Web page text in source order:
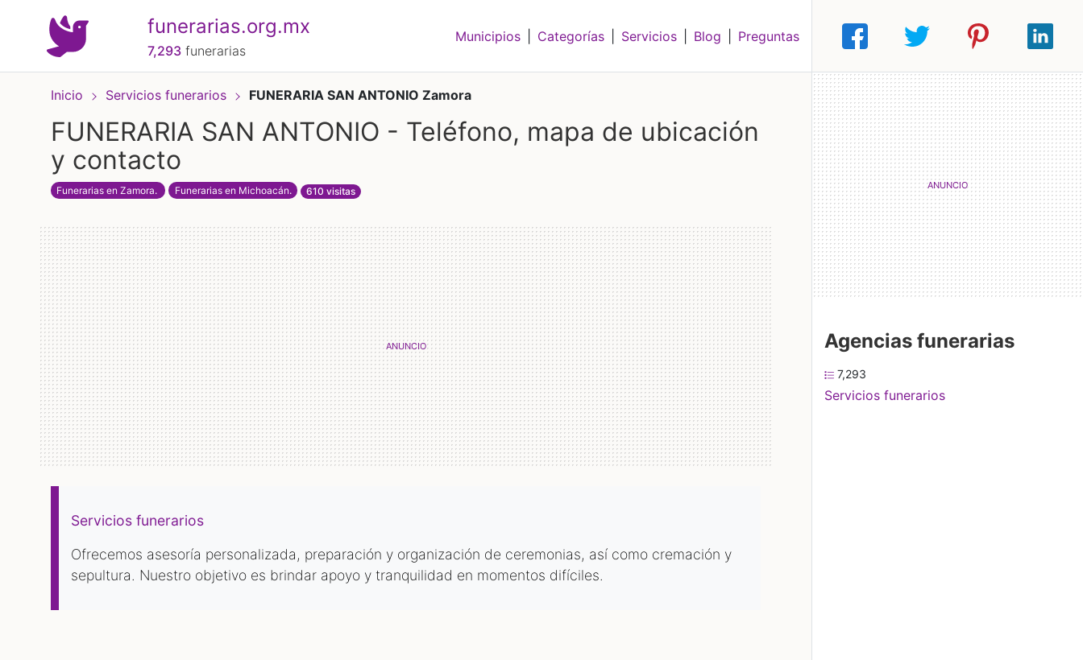
funerarias.org.mx
7,293funerarias
Municipios Categorías Servicios Blog Preguntas
Inicio Servicios funerarios FUNERARIA SAN ANTONIO Zamora
FUNERARIA SAN ANTONIO - Teléfono, mapa de ubicación
y contacto
Funerarias en Zamora. Funerarias en Michoacán. 610 visitas
Servicios funerarios
Ofrecemos asesoría personalizada, preparación y organización de ceremonias, así como cremación y
sepultura. Nuestro objetivo es brindar apoyo y tranquilidad en momentos difíciles.
Agencias funerarias
7,293
Servicios funerarios